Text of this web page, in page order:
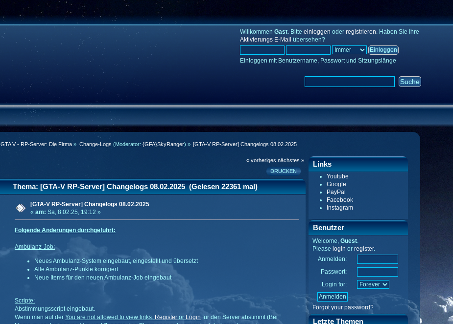
Willkommen Gast. Bitte einloggen oder registrieren. Haben Sie Ihre
Aktivierungs E-Mail übersehen?
Einloggen mit Benutzername, Passwort und Sitzungslänge
GTA V - RP-Server: Die Firma » Change-Logs (Moderator: {GFA}SkyRanger) » [GTA-V RP-Server] Changelogs 08.02.2025
« vorheriges nächstes »
DRUCKEN
Thema: [GTA-V RP-Server] Changelogs 08.02.2025 (Gelesen 22361 mal)
[GTA-V RP-Server] Changelogs 08.02.2025
«am: Sa, 8.02.25, 19:12 »
Folgende Änderungen durchgeführt:
Ambulanz-Job:
Neues Ambulanz-System eingebaut, eingestellt und übersetzt
Alle Ambulanz-Punkte korrigiert
Neue Items für den neuen Ambulanz-Job eingebaut
Scripte:
Abstimmungsscript eingebaut.
Wenn man auf derYou are not allowed to view links. Register or Login für den Server abstimmt (Bei
Links
Youtube
Google
PayPal
Facebook
Instagram
Benutzer
Welcome,Guest.
Please login orregister.
Anmelden:
Passwort:
Login for:
Forgot your password?
Letzte Themen